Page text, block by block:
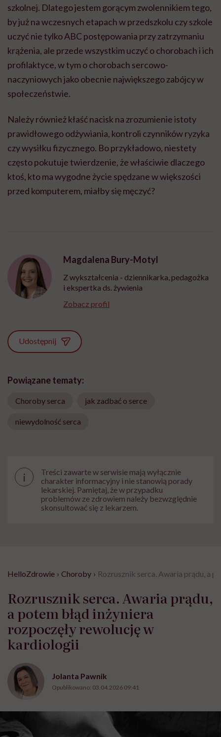
szkolnej. Dlatego jestem gorącym zwolennikiem tego,
by już na wczesnych etapach w przedszkolu czy szkole
uczyć nie tylko ABC postępowania przy zatrzymaniu
krążenia, ale przede wszystkim uczyć o chorobach i ich
profilaktyce, w tym o chorobach sercowo-
naczyniowych jako obecnie największego zabójcy w
społeczeństwie.
Należy również kłaść nacisk na zrozumienie istoty
prawidłowego odżywiania, kontroli czynników ryzyka
czy wysiłku fizycznego. Bo przykładowo, niestety
często pokutuje twierdzenie, że właściwie dlaczego
ktoś, kto ma wygodne życie spędzane w większości
przed komputerem, miałby się męczyć?
Magdalena Bury-Motyl
Z wykształcenia - dziennikarka, pedagożka
i ekspertka ds. żywienia
Zobacz profil
Udostępnij
Powiązane tematy:
Choroby serca jak zadbać o serce
niewydolność serca
i
Treści zawarte w serwisie mają wyłącznie
charakter informacyjny i nie stanowią porady
lekarskiej. Pamiętaj, że w przypadku
problemów ze zdrowiem należy bezwzględnie
skonsultować się z lekarzem.
HelloZdrowie › Choroby › Rozrusznik serca. Awaria prądu, a
Rozrusznik serca. Awaria prądu,
a potem błąd inżyniera
rozpoczęły rewolucję w
kardiologii
Jolanta Pawnik
Opublikowano: 03.04.2026 09:41